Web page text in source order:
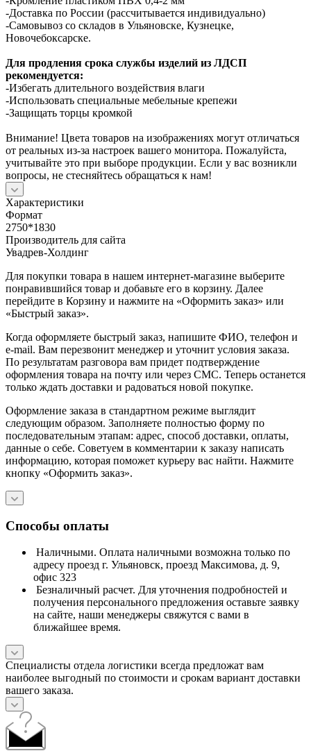
-Доставка по России (рассчитывается индивидуально)
-Самовывоз со складов в Ульяновске, Кузнецке,
Новочебоксарске.
Для продления срока службы изделий из ЛДСП
рекомендуется:
-Избегать длительного воздействия влаги
-Использовать специальные мебельные крепежи
-Защищать торцы кромкой
Внимание! Цвета товаров на изображениях могут отличаться
от реальных из-за настроек вашего монитора. Пожалуйста,
учитывайте это при выборе продукции. Если у вас возникли
вопросы, не стесняйтесь обращаться к нам!
Характеристики
Формат
2750*1830
Производитель для сайта
Увадрев-Холдинг
Для покупки товара в нашем интернет-магазине выберите
понравившийся товар и добавьте его в корзину. Далее
перейдите в Корзину и нажмите на «Оформить заказ» или
«Быстрый заказ».
Когда оформляете быстрый заказ, напишите ФИО, телефон и
e-mail. Вам перезвонит менеджер и уточнит условия заказа.
По результатам разговора вам придет подтверждение
оформления товара на почту или через СМС. Теперь останется
только ждать доставки и радоваться новой покупке.
Оформление заказа в стандартном режиме выглядит
следующим образом. Заполняете полностью форму по
последовательным этапам: адрес, способ доставки, оплаты,
данные о себе. Советуем в комментарии к заказу написать
информацию, которая поможет курьеру вас найти. Нажмите
кнопку «Оформить заказ».
Способы оплаты
Наличными. Оплата наличными возможна только по
адресу проезд г. Ульяновск, проезд Максимова, д. 9,
офис 323
Безналичный расчет. Для уточнения подробностей и
получения персонального предложения оставьте заявку
на сайте, наши менеджеры свяжутся с вами в
ближайшее время.
Специалисты отдела логистики всегда предложат вам
наиболее выгодный по стоимости и срокам вариант доставки
вашего заказа.